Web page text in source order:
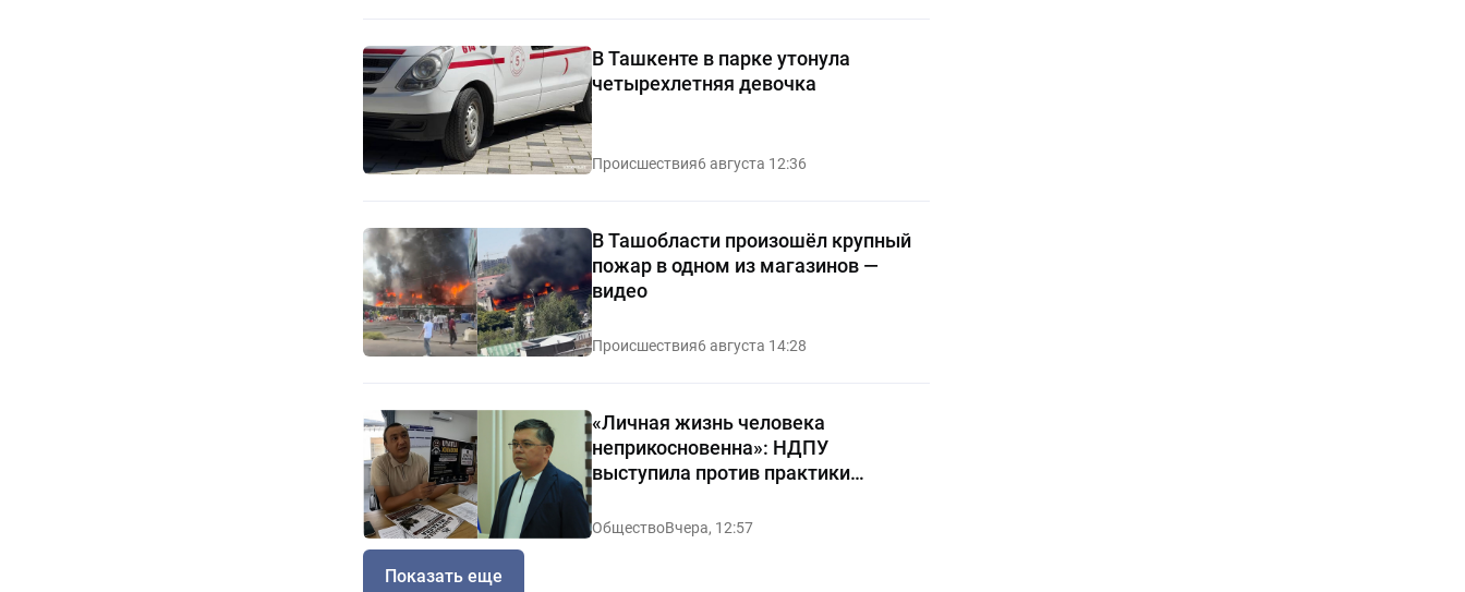
В Ташкенте в парке утонула
четырехлетняя девочка
Происшествия6 августа 12:36
В Ташобласти произошёл крупный
пожар в одном из магазинов —
видео
Происшествия6 августа 14:28
«Личная жизнь человека
неприкосновенна»: НДПУ
выступила против практики
«позорных домов и махаллей»
ОбществоВчера, 12:57
Показать еще